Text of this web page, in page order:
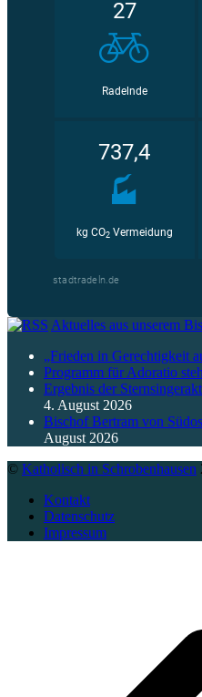
Aktuelles aus unserem
„Frieden in Gerechtigkeit
Programm für Adoratio
Ergebnis der
4. August 2026
Bischof Bertram von
August 2026
© Katholisch in Schrobenhausen
Kontakt
Datenschutz
Impressum